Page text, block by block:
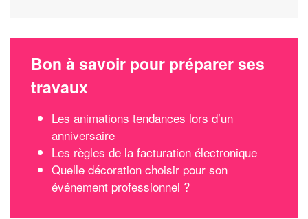
Bon à savoir pour préparer ses
travaux
Les animations tendances lors d’un
anniversaire
Les règles de la facturation électronique
Quelle décoration choisir pour son
événement professionnel ?